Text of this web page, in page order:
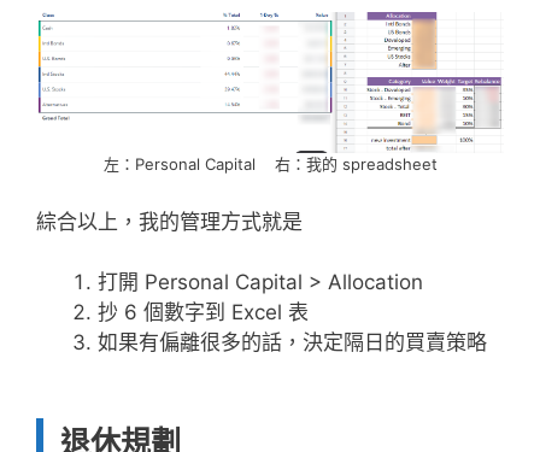
左：Personal Capital 右：我的 spreadsheet
綜合以上，我的管理方式就是
打開 Personal Capital > Allocation
抄 6 個數字到 Excel 表
如果有偏離很多的話，決定隔日的買賣策略
退休規劃